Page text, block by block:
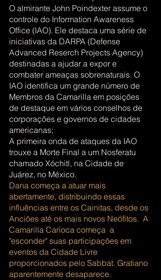
O almirante John Poindexter assume o
controle do Information Awareness
Office (IAO). Ele destaca uma série de
iniciativas da DARPA (Defense
Advanced Reserch Projects Agency)
destinadas a ajudar a expor e
combater ameaças sobrenaturais. O
IAO identifica um grande número de
Membros da Camarilla em posições
de destaque em vários conselhos de
corporações e governos de cidades
americanas;
A primeira onda de ataques da IAO
trouxe a Morte Final a um Nosferatu
chamado Xóchitl, na Cidade de
Juárez, no México.
Dana começa a atuar mais
abertamente, distribuindo essas
influências entre os Cainitas, desde os
Anciões até os mais novos Neófitos.  A
Camarilla Carioca começa  a
"esconder" suas participações em
eventos da Cidade Livre
proporcionados pelo Sabbat. Gratiano
aparentemente desaparece.